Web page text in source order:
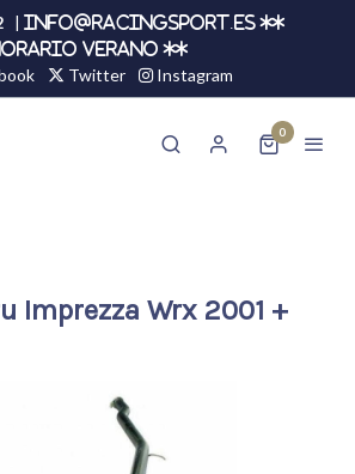
|
info@racingsport.es **
VERANO **
Twitter Instagram
0
Imprezza Wrx 2001 +